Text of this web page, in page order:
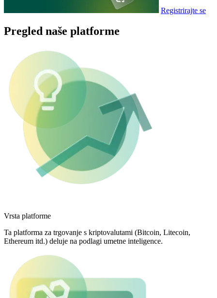
Registrirajte se
Pregled naše platforme
Vrsta platforme
Ta platforma za trgovanje s kriptovalutami (Bitcoin, Litecoin,
Ethereum itd.) deluje na podlagi umetne inteligence.